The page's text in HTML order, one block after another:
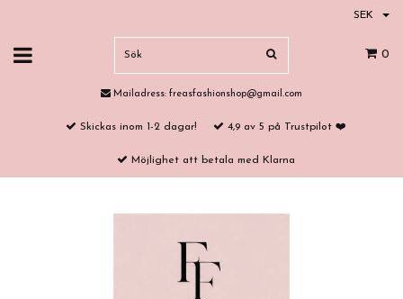
SEK
0
Mailadress: freasfashionshop@gmail.com
Skickas inom 1-2 dagar! 4,9 av 5 på Trustpilot ❤️
Möjlighet att betala med Klarna